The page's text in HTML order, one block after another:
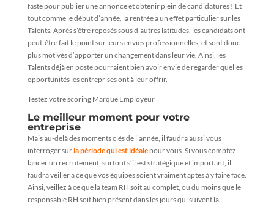
faste pour publier une annonce et obtenir plein de candidatures ! Et
tout comme le début d’année, la rentrée a un effet particulier sur les
Talents. Après s’être reposés sous d’autres latitudes, les candidats ont
peut-être fait le point sur leurs envies professionnelles, et sont donc
plus motivés d’apporter un changement dans leur vie. Ainsi, les
Talents déjà en poste pourraient bien avoir envie de regarder quelles
opportunités les entreprises ont à leur offrir.
Testez votre scoring Marque Employeur
Le meilleur moment pour votre
entreprise
Mais au-delà des moments clés de l’année, il faudra aussi vous
interroger surla période qui est idéale pour vous. Si vous comptez
lancer un recrutement, surtout s’il est stratégique et important, il
faudra veiller à ce que vos équipes soient vraiment aptes à y faire face.
Ainsi, veillez à ce que la team RH soit au complet, ou du moins que le
responsable RH soit bien présent dans les jours qui suivent la